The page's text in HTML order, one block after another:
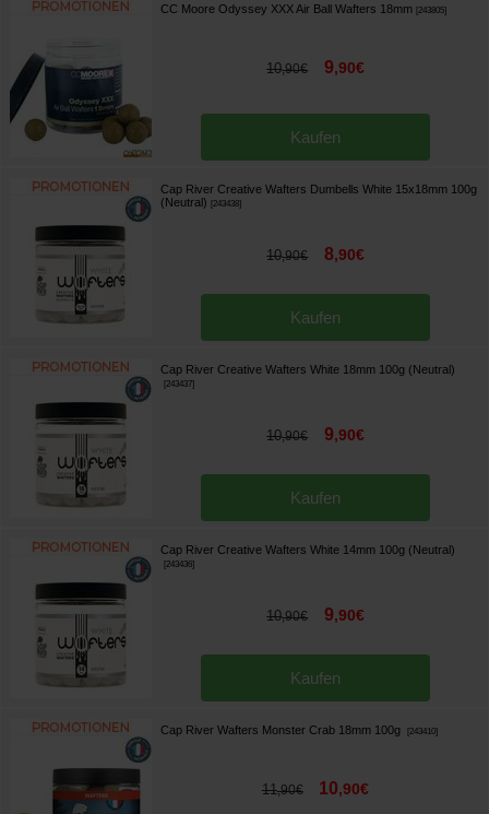
CC Moore Odyssey XXX Air Ball Wafters 18mm [243805]
10,90€ 9,90€
Kaufen
Cap River Creative Wafters Dumbells White 15x18mm 100g
(Neutral) [243438]
10,90€ 8,90€
Kaufen
Cap River Creative Wafters White 18mm 100g (Neutral)
[243437]
10,90€ 9,90€
Kaufen
Cap River Creative Wafters White 14mm 100g (Neutral)
[243436]
10,90€ 9,90€
Kaufen
Cap River Wafters Monster Crab 18mm 100g [243410]
11,90€ 10,90€